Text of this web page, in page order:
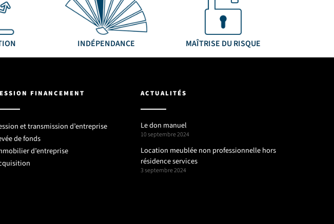
INDÉPENDANCE MAÎTRISE DU RISQUE
FINANCEMENT
et transmission d’entreprise
de fonds
d’entreprise
ACTUALITÉS
Le don manuel
10 septembre 2024
Location meublée non professionnelle hors
résidence services
3 septembre 2024